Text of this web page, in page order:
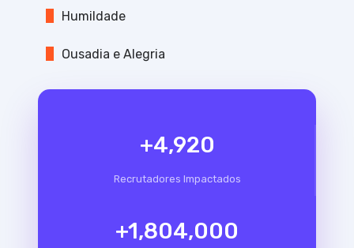
Humildade
Ousadia e Alegria
+6,000
Recrutadores Impactados
+2,200,000